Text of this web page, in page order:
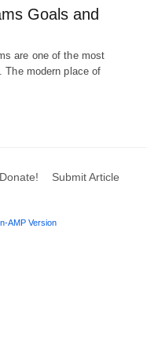
Goals and
are one of the most
The modern place of
Donate! Submit Article
AMP Version